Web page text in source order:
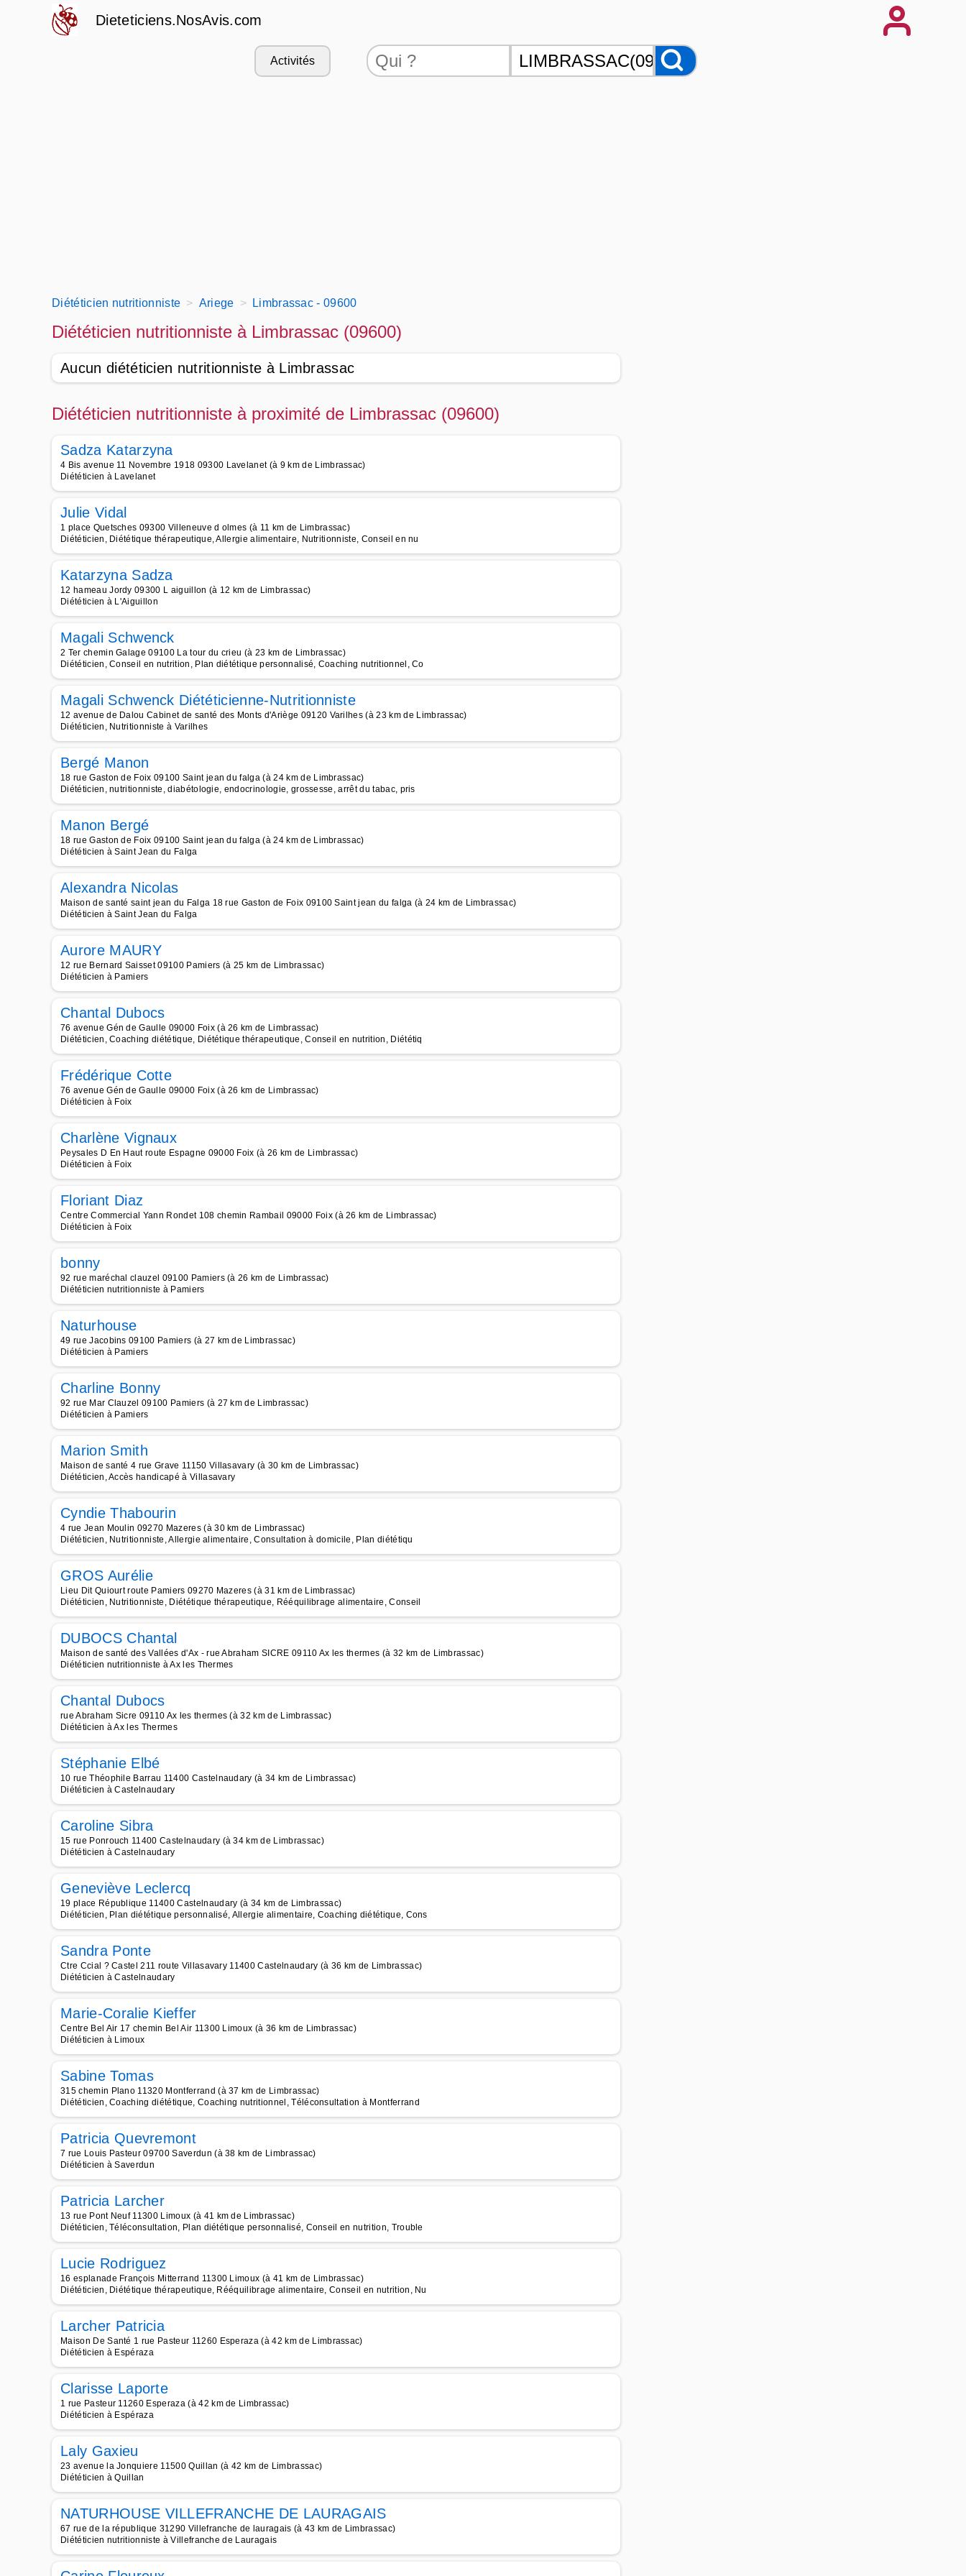
Dieteticiens.NosAvis.com
Activités
Diététicien nutritionniste Ariege Limbrassac - 09600
Diététicien nutritionniste à Limbrassac (09600)
Aucun diététicien nutritionniste à Limbrassac
Diététicien nutritionniste à proximité de Limbrassac (09600)
Sadza Katarzyna
4 Bis avenue 11 Novembre 1918 09300 Lavelanet (à 9 km de Limbrassac)
Diététicien à Lavelanet
Julie Vidal
1 place Quetsches 09300 Villeneuve d olmes (à 11 km de Limbrassac)
Diététicien, Diététique thérapeutique, Allergie alimentaire, Nutritionniste, Conseil en nu
Katarzyna Sadza
12 hameau Jordy 09300 L aiguillon (à 12 km de Limbrassac)
Diététicien à L'Aiguillon
Magali Schwenck
2 Ter chemin Galage 09100 La tour du crieu (à 23 km de Limbrassac)
Diététicien, Conseil en nutrition, Plan diététique personnalisé, Coaching nutritionnel, Co
Magali Schwenck Diététicienne-Nutritionniste
12 avenue de Dalou Cabinet de santé des Monts d'Ariège 09120 Varilhes (à 23 km de Limbrassac)
Diététicien, Nutritionniste à Varilhes
Bergé Manon
18 rue Gaston de Foix 09100 Saint jean du falga (à 24 km de Limbrassac)
Diététicien, nutritionniste, diabétologie, endocrinologie, grossesse, arrêt du tabac, pris
Manon Bergé
18 rue Gaston de Foix 09100 Saint jean du falga (à 24 km de Limbrassac)
Diététicien à Saint Jean du Falga
Alexandra Nicolas
Maison de santé saint jean du Falga 18 rue Gaston de Foix 09100 Saint jean du falga (à 24 km de Limbrassac)
Diététicien à Saint Jean du Falga
Aurore MAURY
12 rue Bernard Saisset 09100 Pamiers (à 25 km de Limbrassac)
Diététicien à Pamiers
Chantal Dubocs
76 avenue Gén de Gaulle 09000 Foix (à 26 km de Limbrassac)
Diététicien, Coaching diététique, Diététique thérapeutique, Conseil en nutrition, Diététiq
Frédérique Cotte
76 avenue Gén de Gaulle 09000 Foix (à 26 km de Limbrassac)
Diététicien à Foix
Charlène Vignaux
Peysales D En Haut route Espagne 09000 Foix (à 26 km de Limbrassac)
Diététicien à Foix
Floriant Diaz
Centre Commercial Yann Rondet 108 chemin Rambail 09000 Foix (à 26 km de Limbrassac)
Diététicien à Foix
bonny
92 rue maréchal clauzel 09100 Pamiers (à 26 km de Limbrassac)
Diététicien nutritionniste à Pamiers
Naturhouse
49 rue Jacobins 09100 Pamiers (à 27 km de Limbrassac)
Diététicien à Pamiers
Charline Bonny
92 rue Mar Clauzel 09100 Pamiers (à 27 km de Limbrassac)
Diététicien à Pamiers
Marion Smith
Maison de santé 4 rue Grave 11150 Villasavary (à 30 km de Limbrassac)
Diététicien, Accès handicapé à Villasavary
Cyndie Thabourin
4 rue Jean Moulin 09270 Mazeres (à 30 km de Limbrassac)
Diététicien, Nutritionniste, Allergie alimentaire, Consultation à domicile, Plan diététiqu
GROS Aurélie
Lieu Dit Quiourt route Pamiers 09270 Mazeres (à 31 km de Limbrassac)
Diététicien, Nutritionniste, Diététique thérapeutique, Rééquilibrage alimentaire, Conseil
DUBOCS Chantal
Maison de santé des Vallées d'Ax - rue Abraham SICRE 09110 Ax les thermes (à 32 km de Limbrassac)
Diététicien nutritionniste à Ax les Thermes
Chantal Dubocs
rue Abraham Sicre 09110 Ax les thermes (à 32 km de Limbrassac)
Diététicien à Ax les Thermes
Stéphanie Elbé
10 rue Théophile Barrau 11400 Castelnaudary (à 34 km de Limbrassac)
Diététicien à Castelnaudary
Caroline Sibra
15 rue Ponrouch 11400 Castelnaudary (à 34 km de Limbrassac)
Diététicien à Castelnaudary
Geneviève Leclercq
19 place République 11400 Castelnaudary (à 34 km de Limbrassac)
Diététicien, Plan diététique personnalisé, Allergie alimentaire, Coaching diététique, Cons
Sandra Ponte
Ctre Ccial ? Castel 211 route Villasavary 11400 Castelnaudary (à 36 km de Limbrassac)
Diététicien à Castelnaudary
Marie-Coralie Kieffer
Centre Bel Air 17 chemin Bel Air 11300 Limoux (à 36 km de Limbrassac)
Diététicien à Limoux
Sabine Tomas
315 chemin Plano 11320 Montferrand (à 37 km de Limbrassac)
Diététicien, Coaching diététique, Coaching nutritionnel, Téléconsultation à Montferrand
Patricia Quevremont
7 rue Louis Pasteur 09700 Saverdun (à 38 km de Limbrassac)
Diététicien à Saverdun
Patricia Larcher
13 rue Pont Neuf 11300 Limoux (à 41 km de Limbrassac)
Diététicien, Téléconsultation, Plan diététique personnalisé, Conseil en nutrition, Trouble
Lucie Rodriguez
16 esplanade François Mitterrand 11300 Limoux (à 41 km de Limbrassac)
Diététicien, Diététique thérapeutique, Rééquilibrage alimentaire, Conseil en nutrition, Nu
Larcher Patricia
Maison De Santé 1 rue Pasteur 11260 Esperaza (à 42 km de Limbrassac)
Diététicien à Espéraza
Clarisse Laporte
1 rue Pasteur 11260 Esperaza (à 42 km de Limbrassac)
Diététicien à Espéraza
Laly Gaxieu
23 avenue la Jonquiere 11500 Quillan (à 42 km de Limbrassac)
Diététicien à Quillan
NATURHOUSE VILLEFRANCHE DE LAURAGAIS
67 rue de la république 31290 Villefranche de lauragais (à 43 km de Limbrassac)
Diététicien nutritionniste à Villefranche de Lauragais